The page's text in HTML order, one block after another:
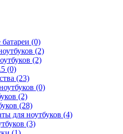
(0)
(2)
(2)
(0)
(23)
(0)
(2)
(28)
для ноутбуков (4)
(3)